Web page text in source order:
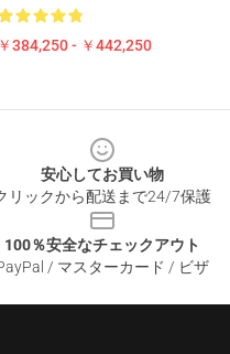
￥384,250 - ￥442,250
安心してお買い物
リックから配送まで24/7保護
100％安全なチェックアウト
/ マスターカード / ビザ